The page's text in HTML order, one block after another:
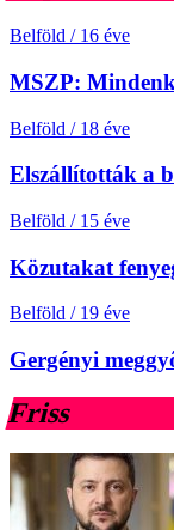
Belföld / 16 éve
MSZP:
Belföld / 18 éve
Elszállították a
Belföld / 15 éve
Közutakat
Belföld / 19 éve
Gergényi
Friss